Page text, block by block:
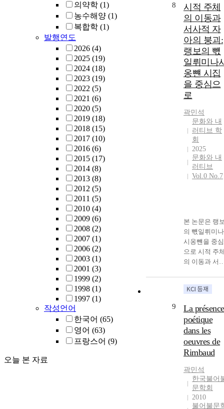
의약학 (1)
농수해양 (1)
복합학 (1)
발행연도
2026 (4)
2025 (19)
2024 (18)
2023 (19)
2022 (5)
2021 (6)
2020 (5)
2019 (18)
2018 (15)
2017 (10)
2016 (6)
2015 (17)
2014 (8)
2013 (8)
2012 (5)
2011 (5)
2010 (4)
2009 (6)
2008 (2)
2007 (1)
2006 (2)
2003 (1)
2001 (3)
1999 (2)
1998 (1)
1997 (1)
작성언어
한국어 (65)
영어 (63)
프랑스어 (9)
오늘 본 자료
8
시적 주체
의 이동과
서사적 자
아의 붕괴:
랭보의 뺷
일뤼미나
옹뺸 시집
을 중심으
로
곽민석
문화와 내
러티브 학
회
2025
문화와 내
러티브
Vol.0 No.7
본 논문은 랭
의 뺷일뤼미나
시옹뺸을 중심
으로 시적 주
의 이동과 서
다. 19세기 프
의적 자아표현
에서 출발하여
점차 주체의
인격화를 향해
나아갔으며,
향을 극단까지
밀어붙인 시인
이다. 그가
년 선언한 “나
9
La présence
poétique
dans les
oeuvres de
Rimbaud
곽민석
한국불어
문학회
2010
불어불문